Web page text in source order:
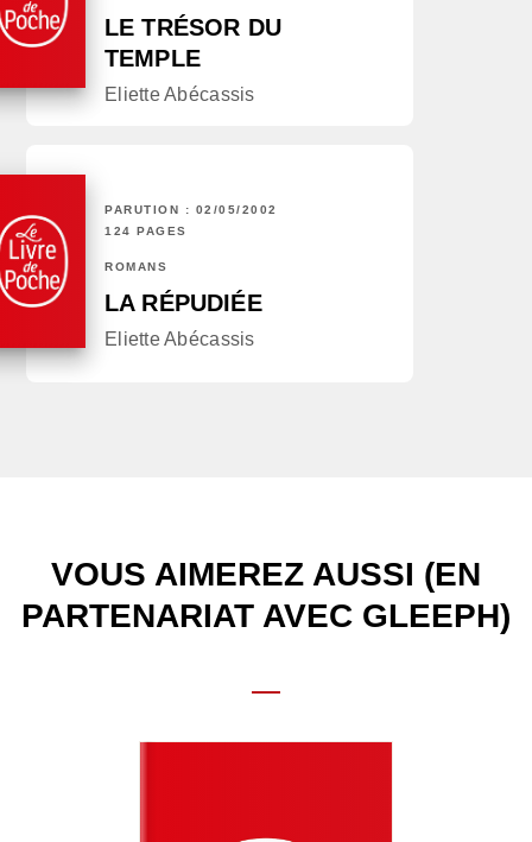
LE TRÉSOR DU
TEMPLE
Eliette Abécassis
PARUTION : 02/05/2002
124 PAGES
ROMANS
LA RÉPUDIÉE
Eliette Abécassis
VOUS AIMEREZ AUSSI (EN
PARTENARIAT AVEC GLEEPH)